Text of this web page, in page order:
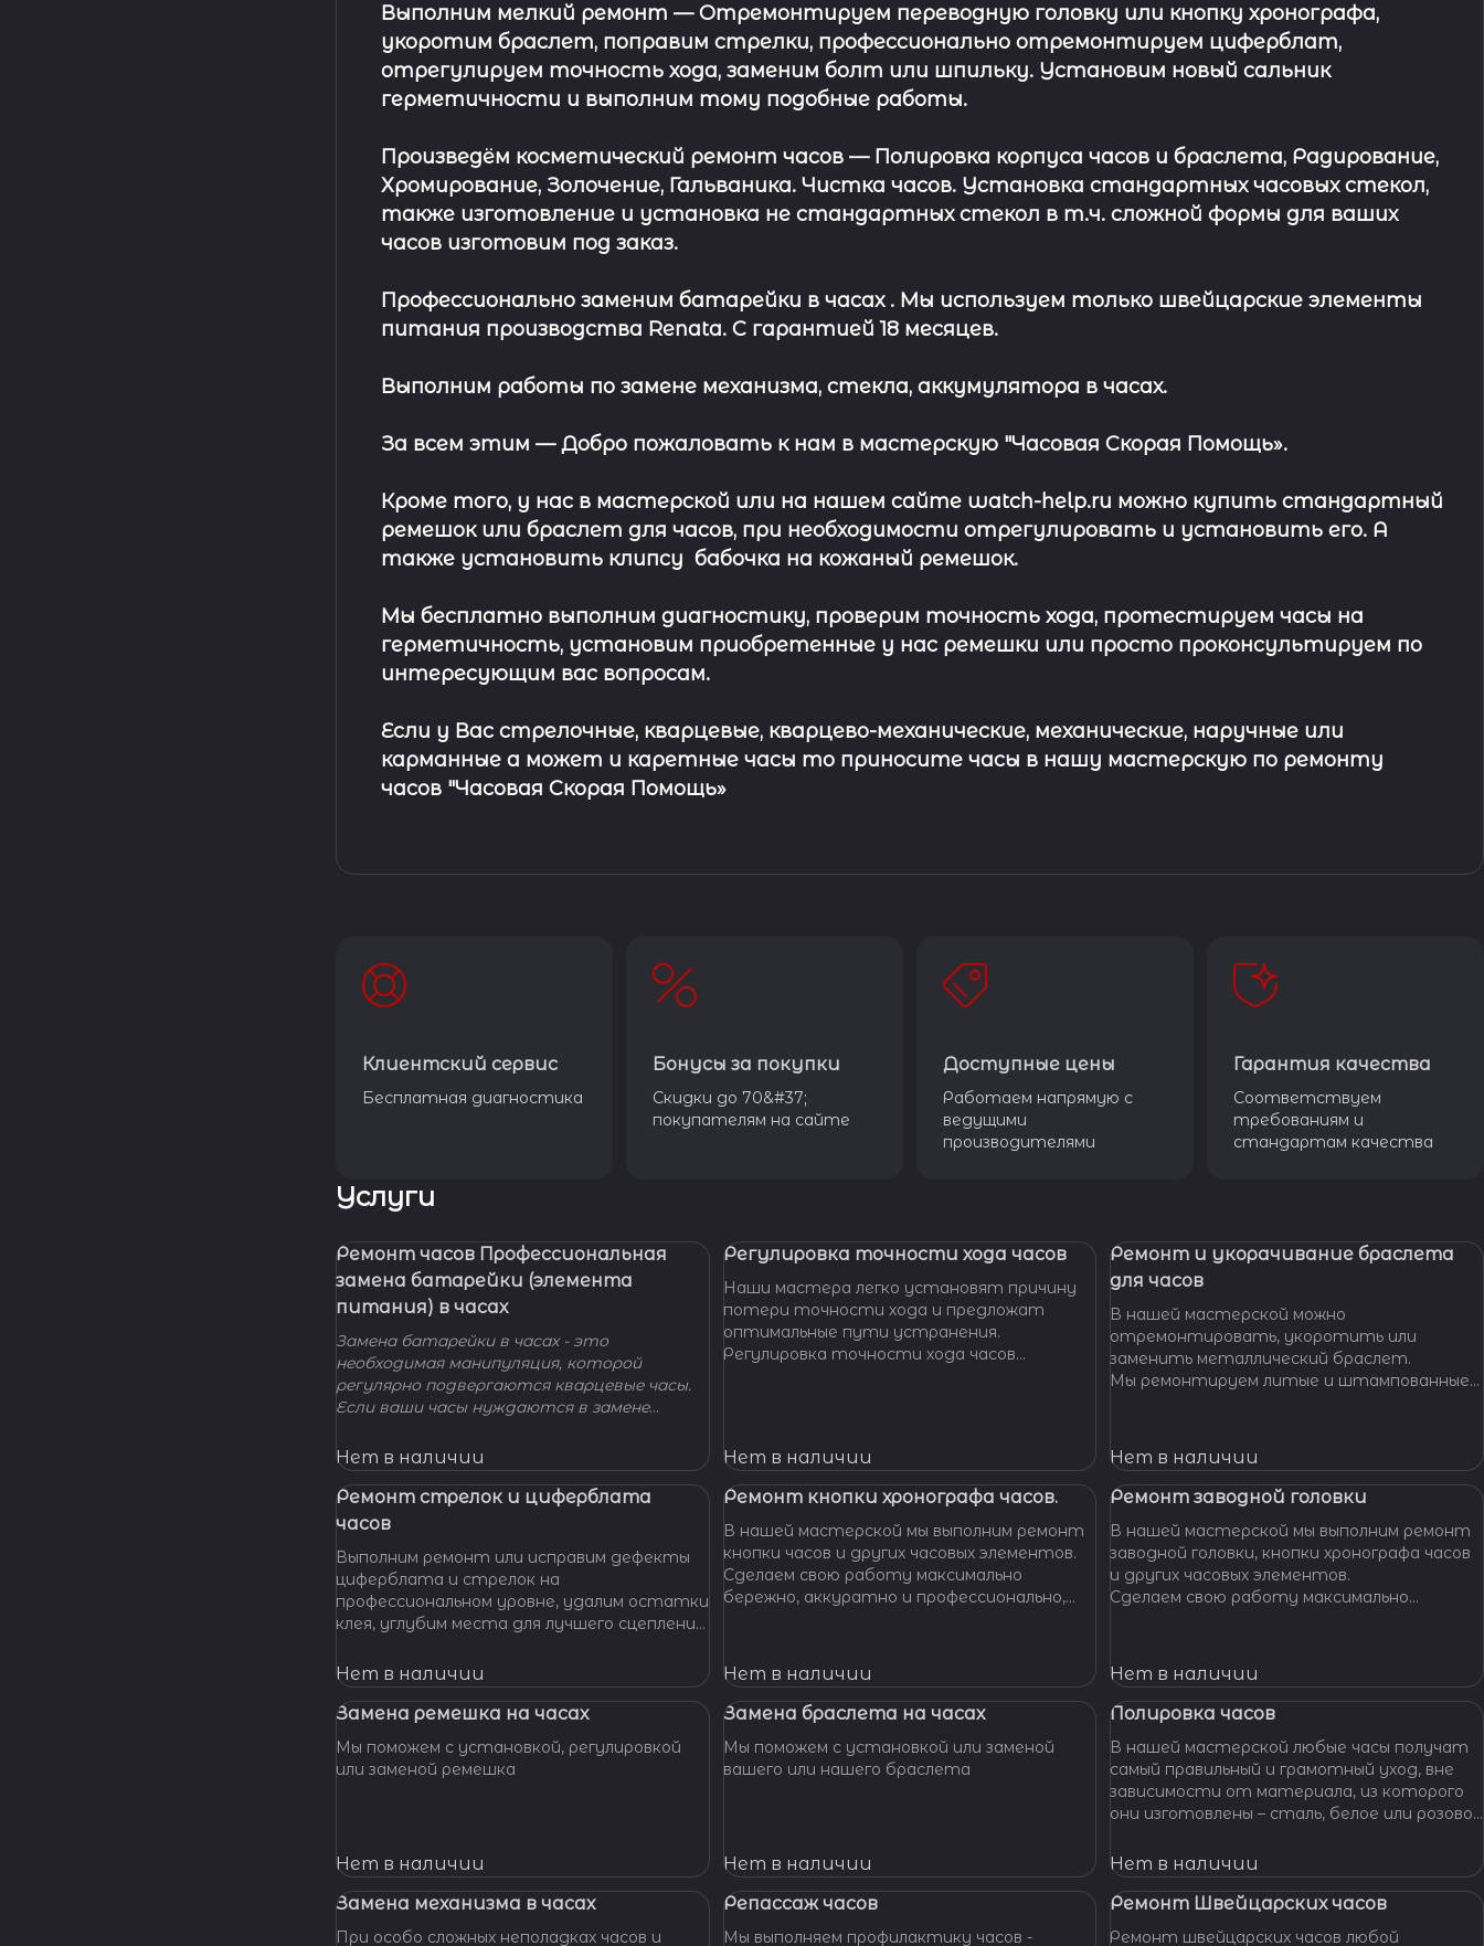
Выполним мелкий ремонт — Отремонтируем переводную головку или кнопку хронографа,
укоротим браслет, поправим стрелки, профессионально отремонтируем циферблат,
отрегулируем точность хода, заменим болт или шпильку. Установим новый сальник
герметичности и выполним тому подобные работы.
Произведём косметический ремонт часов— Полировка корпуса часов и браслета, Радирование,
Хромирование, Золочение, Гальваника. Чистка часов. Установка стандартных часовых стекол,
также изготовление и установка не стандартных стекол в т.ч. сложной формы для ваших
часов изготовим под заказ.
Профессионально заменим батарейки в часах . Мы используем только швейцарские элементы
питания производства Renata. С гарантией 18 месяцев.
Выполним работы по замене механизма, стекла, аккумулятора в часах.
За всем этим —Добро пожаловать к нам в мастерскую "Часовая Скорая Помощь».
Кроме того, у нас в мастерской или на нашем сайте watch-help.ru можно купить стандартный
ремешокилибраслет для часов, при необходимости отрегулировать и установить его. А
также установить клипсу бабочка на кожаный ремешок.
Мы бесплатно выполним диагностику, проверим точность хода, протестируем часы на
герметичность, установим приобретенные у нас ремешки или просто проконсультируем по
интересующим вас вопросам.
Если у Вас стрелочные, кварцевые, кварцево-механические, механические, наручные или
карманные а может и каретные часы то приносите часы в нашу мастерскую по ремонту
часов "Часовая Скорая Помощь»
Клиентский сервис
Бесплатная диагностика
Бонусы за покупки
Скидки до 70&#37;
покупателям на сайте
Доступные цены
Работаем напрямую с
ведущими
производителями
Гарантия качества
Соответствуем
требованиям и
стандартам качества
Услуги
Ремонт часов Профессиональная
замена батарейки (элемента
питания) в часах
Замена батарейки в часах - это
необходимая манипуляция, которой
регулярно подвергаются кварцевые часы.
Если ваши часы нуждаются в замене
нашу мастерскую! Наши мастера с
удовольствием помогут вам решить
вашу проблему и произведут замену
батарейки профессионально, быстро,
Нет в наличии
Регулировка точности хода часов
Наши мастера легко установят причину
потери точности хода и предложат
оптимальные пути устранения.
Регулировка точности хода часов
Нет в наличии
Ремонт и укорачивание браслета
для часов
В нашей мастерской можно
отремонтировать, укоротить или
заменить металлический браслет.
Мы ремонтируем литые и штампованные
освежаем их внешний вид,
Нет в наличии
Ремонт стрелок и циферблата
часов
Выполним ремонт или исправим дефекты
циферблата и стрелок на
профессиональном уровне, удалим остатки
клея, углубим места для лучшего сцепления
стрелки, метки, камни. Восстановим
крепления циферблата к механизму.
Нет в наличии
Ремонт кнопки хронографа часов.
В нашей мастерской мы выполним ремонт
кнопки часов и других часовых элементов.
Сделаем свою работу максимально
бережно, аккуратно и профессионально,
Нет в наличии
Ремонт заводной головки
В нашей мастерской мы выполним ремонт
заводной головки, кнопки хронографа часов
и других часовых элементов.
Сделаем свою работу максимально
Нет в наличии
Замена ремешка на часах
Мы поможем с установкой, регулировкой
или заменой ремешка
Нет в наличии
Замена браслета на часах
Мы поможем с установкой или заменой
вашего или нашего браслета
Нет в наличии
Полировка часов
В нашей мастерской любые часы получат
самый правильный и грамотный уход, вне
зависимости от материала, из которого
они изготовлены – сталь, белое или розовое
специалисты отполируют практически
любой материал.
Нет в наличии
Замена механизма в часах
При особо сложных неполадках часов и
Репассаж часов
Мы выполняем профилактику часов -
Ремонт Швейцарских часов
Ремонт швейцарских часов любой